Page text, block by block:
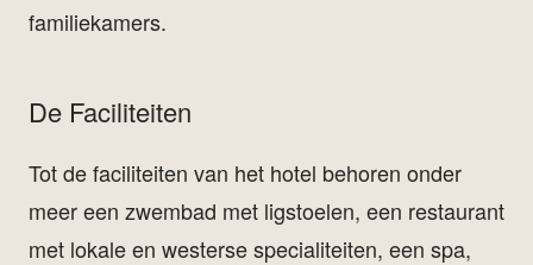
familiekamers.
De Faciliteiten
Tot de faciliteiten van het hotel behoren onder
meer een zwembad met ligstoelen, een restaurant
met lokale en westerse specialiteiten, een spa,